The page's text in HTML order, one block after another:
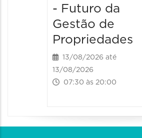
- Futuro da
Gestão de
Propriedades
13/08/2026 até
13/08/2026
07:30 às 20:00